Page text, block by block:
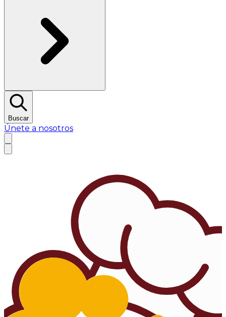
Buscar
Únete a nosotros